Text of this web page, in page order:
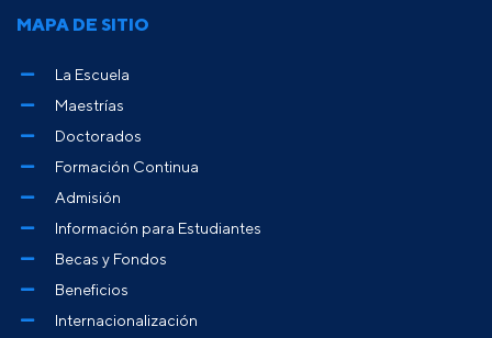
MAPA DE SITIO
La Escuela
Maestrías
Doctorados
Formación Continua
Admisión
Información para Estudiantes
Becas y Fondos
Beneficios
Internacionalización